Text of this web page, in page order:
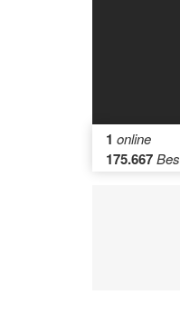
1 online
175.667